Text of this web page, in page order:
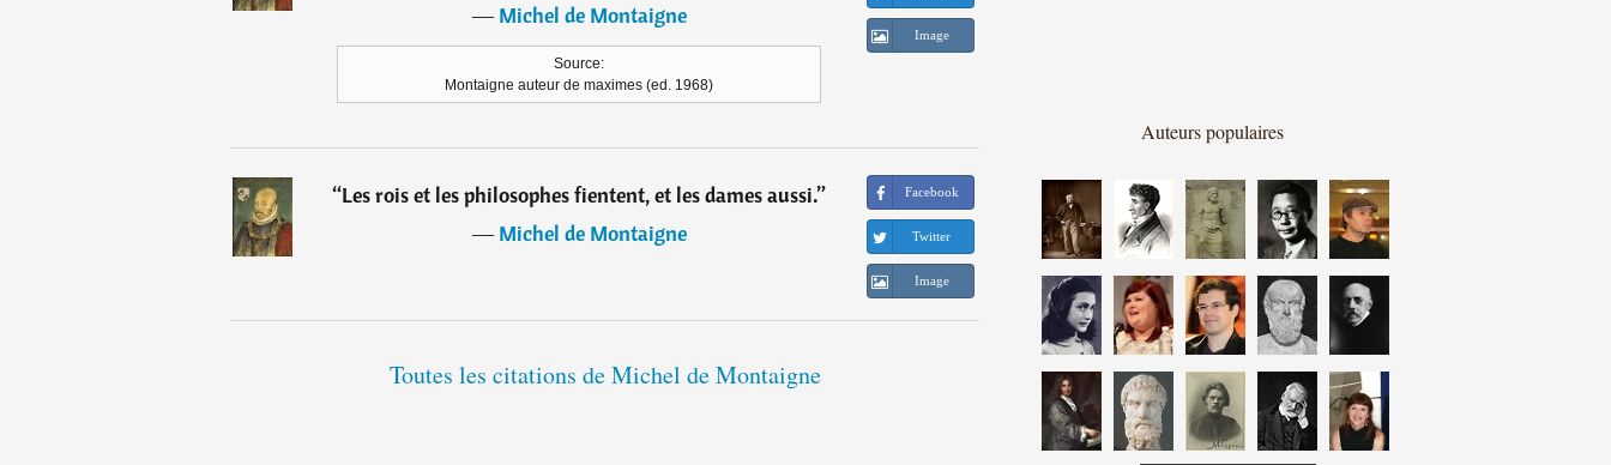
―Michel de Montaigne
Source:
Montaigne auteur de maximes (ed. 1968)
Image
“Les rois et les philosophes fientent, et les dames aussi.”
―Michel de Montaigne
Facebook
Twitter
Image
Toutes les citations de Michel de Montaigne
Auteurs populaires